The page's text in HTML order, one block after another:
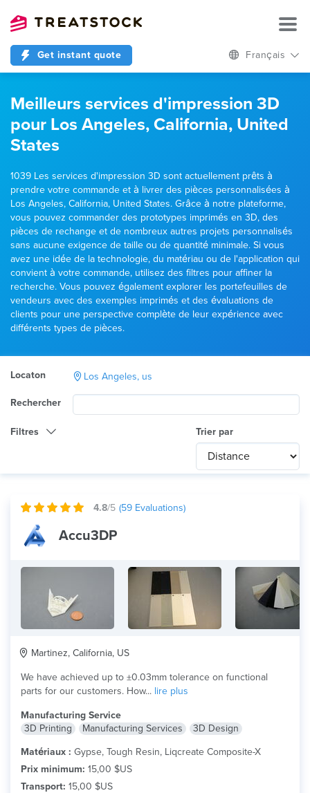
Get instant quote Français
Meilleurs services d'impression 3D
pour Los Angeles, California, United
States
1039 Les services d'impression 3D sont actuellement prêts à
prendre votre commande et à livrer des pièces personnalisées à
Los Angeles, California, United States. Grâce à notre plateforme,
vous pouvez commander des prototypes imprimés en 3D, des
pièces de rechange et de nombreux autres projets personnalisés
sans aucune exigence de taille ou de quantité minimale. Si vous
avez une idée de la technologie, du matériau ou de l'application qui
convient à votre commande, utilisez des filtres pour affiner la
recherche. Vous pouvez également explorer les portefeuilles de
vendeurs avec des exemples imprimés et des évaluations de
clients pour une perspective complète de leur expérience avec
différents types de pièces.
Locaton Los Angeles, us
Rechercher
Filtres Trier par
International
Technologie
Matériau
4.8/5 (59 Evaluations)
Accu3DP
Martinez, California, US
We have achieved up to ±0.03mm tolerance on functional
parts for our customers. How... lire plus
Manufacturing Service
3D Printing
Manufacturing Services
3D Design
Matériaux : Gypse, Tough Resin, Liqcreate Composite-X
Prix minimum: 15,00 $US
Transport: 15,00 $US